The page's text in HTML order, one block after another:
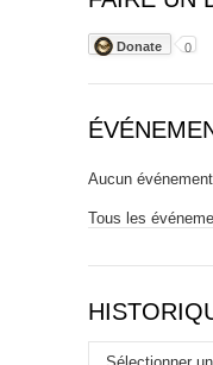
Donate 0
Aucun événement
Tous les
Historique